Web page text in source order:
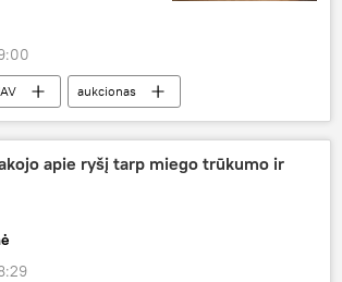
aukcionas
apie ryšį tarp miego trūkumo ir